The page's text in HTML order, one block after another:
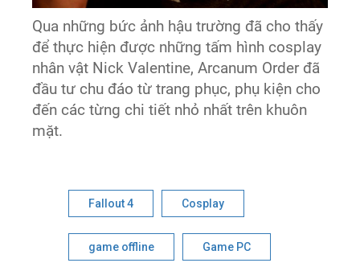
Qua những bức ảnh hậu trường đã cho thấy
để thực hiện được những tấm hình cosplay
nhân vật Nick Valentine, Arcanum Order đã
đầu tư chu đáo từ trang phục, phụ kiện cho
đến các từng chi tiết nhỏ nhất trên khuôn
mặt.
Fallout 4 Cosplay
game offline Game PC